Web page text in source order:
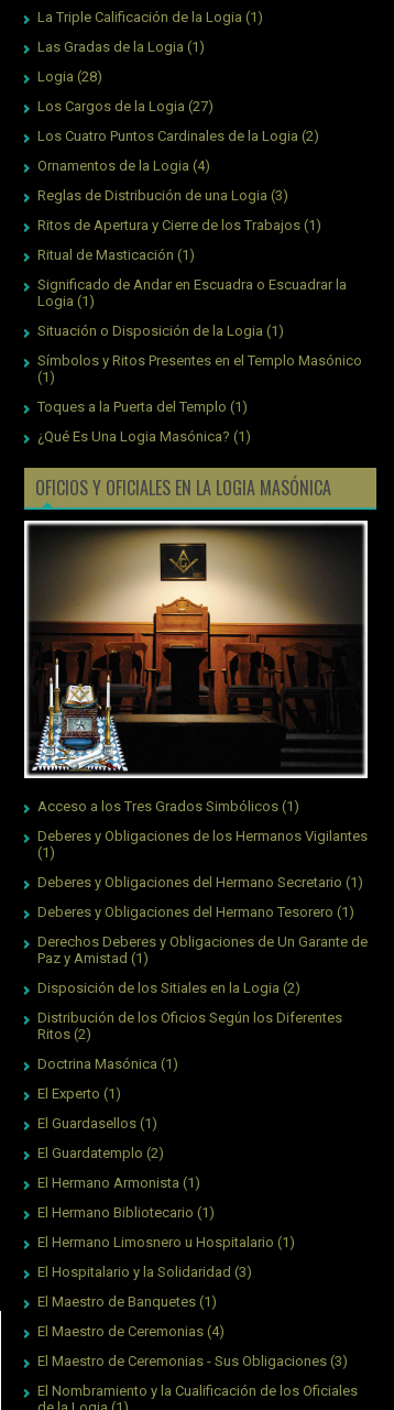
La Triple Calificación de la Logia (1)
Las Gradas de la Logia (1)
Logia (28)
Los Cargos de la Logia (27)
Los Cuatro Puntos Cardinales de la Logia (2)
Ornamentos de la Logia (4)
Reglas de Distribución de una Logia (3)
Ritos de Apertura y Cierre de los Trabajos (1)
Ritual de Masticación (1)
Significado de Andar en Escuadra o Escuadrar la
Logia (1)
Situación o Disposición de la Logia (1)
Símbolos y Ritos Presentes en el Templo Masónico
(1)
Toques a la Puerta del Templo (1)
¿Qué Es Una Logia Masónica? (1)
OFICIOS Y OFICIALES EN LA LOGIA MASÓNICA
Acceso a los Tres Grados Simbólicos (1)
Deberes y Obligaciones de los Hermanos Vigilantes
(1)
Deberes y Obligaciones del Hermano Secretario (1)
Deberes y Obligaciones del Hermano Tesorero (1)
Derechos Deberes y Obligaciones de Un Garante de
Paz y Amistad (1)
Disposición de los Sitiales en la Logia (2)
Distribución de los Oficios Según los Diferentes
Ritos (2)
Doctrina Masónica (1)
El Experto (1)
El Guardasellos (1)
El Guardatemplo (2)
El Hermano Armonista (1)
El Hermano Bibliotecario (1)
El Hermano Limosnero u Hospitalario (1)
El Hospitalario y la Solidaridad (3)
El Maestro de Banquetes (1)
El Maestro de Ceremonias (4)
El Maestro de Ceremonias - Sus Obligaciones (3)
El Nombramiento y la Cualificación de los Oficiales